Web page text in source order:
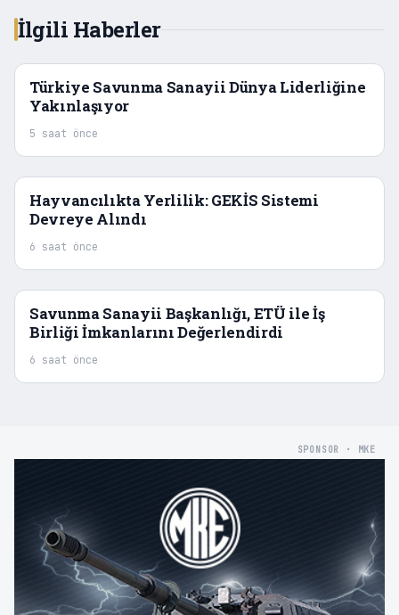
İlgili Haberler
Türkiye Savunma Sanayii Dünya Liderliğine
Yakınlaşıyor
5 saat önce
Hayvancılıkta Yerlilik: GEKİS Sistemi
Devreye Alındı
6 saat önce
Savunma Sanayii Başkanlığı, ETÜ ile İş
Birliği İmkanlarını Değerlendirdi
6 saat önce
SPONSOR · MKE